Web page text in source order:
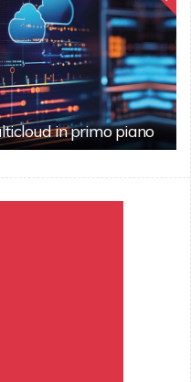
in primo piano